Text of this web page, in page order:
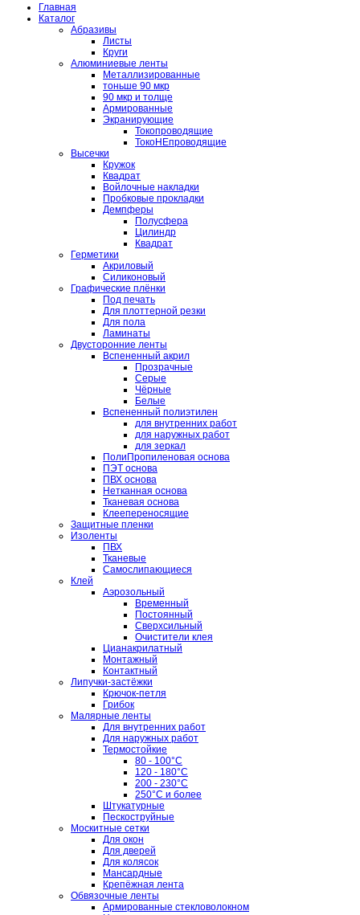
Главная
Каталог
Абразивы
Листы
Круги
Алюминиевые ленты
Металлизированные
тоньше 90 мкр
90 мкр и толще
Армированные
Экранирующие
Токопроводящие
ТокоНЕпроводящие
Высечки
Кружок
Квадрат
Войлочные накладки
Пробковые прокладки
Демпферы
Полусфера
Цилиндр
Квадрат
Герметики
Акриловый
Силиконовый
Графические плёнки
Под печать
Для плоттерной резки
Для пола
Ламинаты
Двусторонние ленты
Вспененный акрил
Прозрачные
Серые
Чёрные
Белые
Вспененный полиэтилен
для внутренних работ
для наружных работ
для зеркал
ПолиПропиленовая основа
ПЭТ основа
ПВХ основа
Нетканная основа
Тканевая основа
Клеепереносящие
Защитные пленки
Изоленты
ПВХ
Тканевые
Самослипающиеся
Клей
Аэрозольный
Временный
Постоянный
Сверхсильный
Очистители клея
Цианакрилатный
Монтажный
Контактный
Липучки-застёжки
Крючок-петля
Грибок
Малярные ленты
Для внутренних работ
Для наружных работ
Термостойкие
80 - 100°C
120 - 180°C
200 - 230°C
250°C и более
Штукатурные
Пескоструйные
Москитные сетки
Для окон
Для дверей
Для колясок
Мансардные
Крепёжная лента
Обвязочные ленты
Армированные стекловолокном